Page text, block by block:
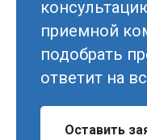
приемной
подобрать
ответит на
Оставить